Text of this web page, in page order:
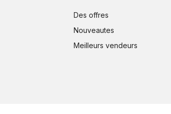
Des offres
Nouveautes
Meilleurs vendeurs